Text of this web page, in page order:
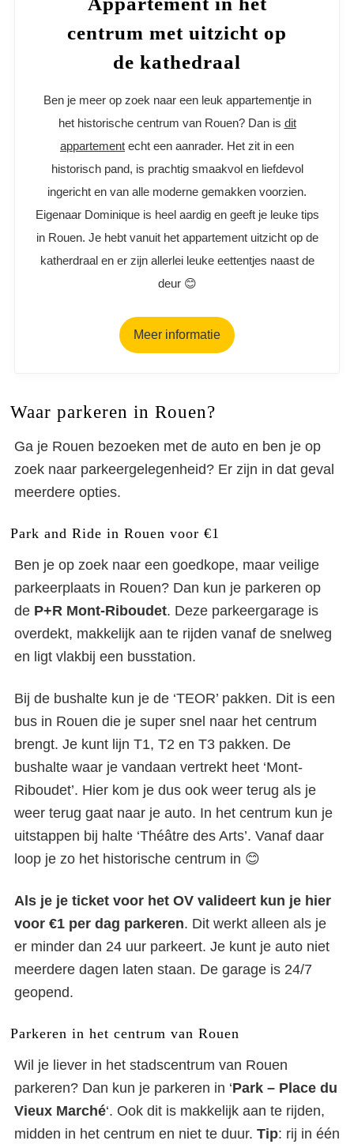
centrum met uitzicht op
de kathedraal
Ben je meer op zoek naar een leuk appartementje in
het historische centrum van Rouen? Dan is dit
appartement echt een aanrader. Het zit in een
historisch pand, is prachtig smaakvol en liefdevol
ingericht en van alle moderne gemakken voorzien.
Eigenaar Dominique is heel aardig en geeft je leuke tips
in Rouen. Je hebt vanuit het appartement uitzicht op de
katherdraal en er zijn allerlei leuke eettentjes naast de
deur 😊
Meer informatie
Waar parkeren in Rouen?
Ga je Rouen bezoeken met de auto en ben je op
zoek naar parkeergelegenheid? Er zijn in dat geval
meerdere opties.
Park and Ride in Rouen voor €1
Ben je op zoek naar een goedkope, maar veilige
parkeerplaats in Rouen? Dan kun je parkeren op
de P+R Mont-Riboudet. Deze parkeergarage is
overdekt, makkelijk aan te rijden vanaf de snelweg
en ligt vlakbij een busstation.
Bij de bushalte kun je de ‘TEOR’ pakken. Dit is een
bus in Rouen die je super snel naar het centrum
brengt. Je kunt lijn T1, T2 en T3 pakken. De
bushalte waar je vandaan vertrekt heet ‘Mont-
Riboudet’. Hier kom je dus ook weer terug als je
weer terug gaat naar je auto. In het centrum kun je
uitstappen bij halte ‘Théâtre des Arts’. Vanaf daar
loop je zo het historische centrum in 😊
Als je je ticket voor het OV valideert kun je hier
voor €1 per dag parkeren. Dit werkt alleen als je
er minder dan 24 uur parkeert. Je kunt je auto niet
meerdere dagen laten staan. De garage is 24/7
geopend.
Parkeren in het centrum van Rouen
Wil je liever in het stadscentrum van Rouen
parkeren? Dan kun je parkeren in ‘Park – Place du
Vieux Marché‘. Ook dit is makkelijk aan te rijden,
midden in het centrum en niet te duur. Tip: rij in één